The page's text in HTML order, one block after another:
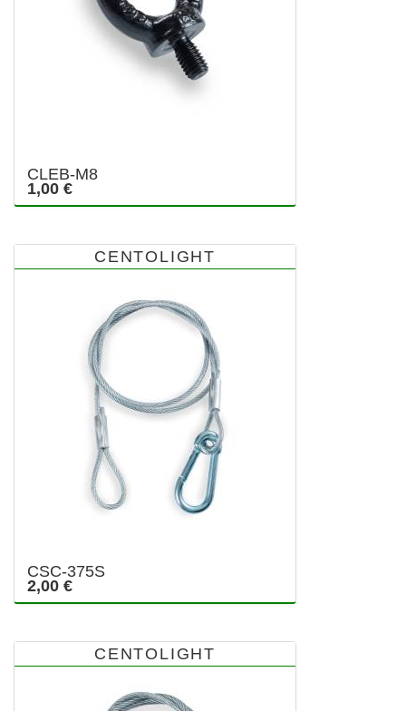
CLEB-M8
1,00 €
CENTOLIGHT
CSC-375S
2,00 €
CENTOLIGHT